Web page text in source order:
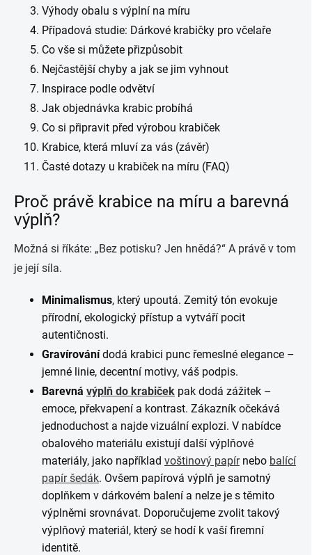
Výhody obalu s výplní na míru
Případová studie: Dárkové krabičky pro včelaře
Co vše si můžete přizpůsobit
Nejčastější chyby a jak se jim vyhnout
Inspirace podle odvětví
Jak objednávka krabic probíhá
Co si připravit před výrobou krabiček
Krabice, která mluví za vás (závěr)
Časté dotazy u krabiček na míru (FAQ)
Proč právě krabice na míru a barevná
výplň?
Možná si říkáte: „Bez potisku? Jen hnědá?“ A právě v tom
je její síla.
Minimalismus, který upoutá. Zemitý tón evokuje
přírodní, ekologický přístup a vytváří pocit
autentičnosti.
Gravírovánídodá krabici punc řemeslné elegance –
jemné linie, decentní motivy, váš podpis.
Barevná výplň do krabiček pak dodá zážitek –
emoce, překvapení a kontrast. Zákazník očekává
jednoduchost a najde vizuální explozi. V nabídce
obalového materiálu existují další výplňové
materiály, jako například voštinový papírnebo balící
papír šedák. Ovšem papírová výplň je samotný
doplňkem v dárkovém balení a nelze je s těmito
výplněmi srovnávat. Doporučujeme zvolit takový
výplňový materiál, který se hodí k vaší firemní
identitě.